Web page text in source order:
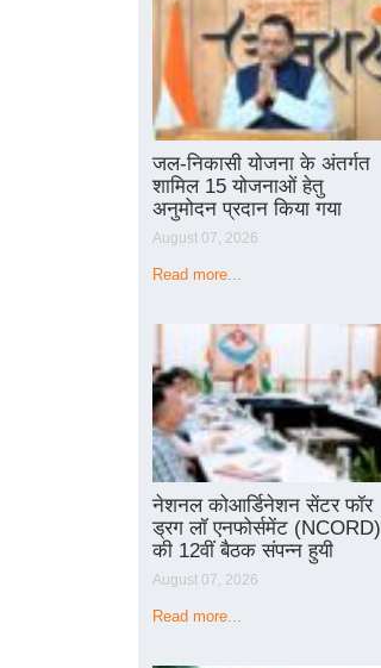
जल-निकासी योजना के अंतर्गत
शामिल 15 योजनाओं हेतु
अनुमोदन प्रदान किया गया
August 07, 2026
Read more...
नेशनल कोआर्डिनेशन सेंटर फॉर
ड्रग लॉ एनफोर्समेंट (NCORD)
की 12वीं बैठक संपन्न हुयी
August 07, 2026
Read more...